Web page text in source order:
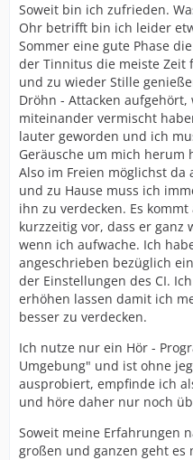
Soweit bin ich zufrieden.
Ohr betrifft bin ich leider
Sommer eine gute Phase
der Tinnitus die meiste Zeit
und zu wieder Stille
Dröhn - Attacken aufgehört,
miteinander vermischt
lauter geworden und ich
Geräusche um mich
Also im Freien möglichst
und zu Hause muss ich
ihn zu verdecken. Es
kurzzeitig vor, dass er ganz
wenn ich aufwache. Ich
angeschrieben bezüglich
der Einstellungen des CI.
erhöhen lassen damit ich
besser zu verdecken.
Ich nutze nur ein Hör -
Umgebung" und ist ohne
ausprobiert, empfinde ich
und höre daher nur noch
Soweit meine Erfahrungen
großen und ganzen geht es